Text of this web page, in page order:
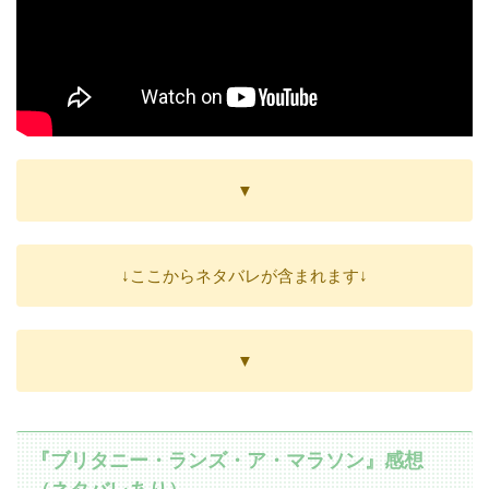
▼
↓ここからネタバレが含まれます↓
▼
『ブリタニー・ランズ・ア・マラソン』感想